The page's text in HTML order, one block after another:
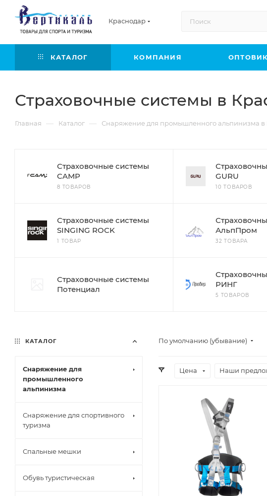
Краснодар
КАТАЛОГ КОМПАНИЯ
Страховочные системы в
Главная — Каталог — Снаряжение для промышленного альпинизма в
Страховочные системы
CAMP
8 ТОВАРОВ
GURU
10 ТОВАРОВ
Страховочные системы
SINGING ROCK
1 ТОВАР
АльпПром
32 ТОВАРА
Страховочные системы
Потенциал
РИНГ
5 ТОВАРОВ
По умолчанию (убывание)
Цена Наши
КАТАЛОГ
Снаряжение для
промышленного
альпинизма
Снаряжение для спортивного
туризма
Спальные мешки
Обувь туристическая